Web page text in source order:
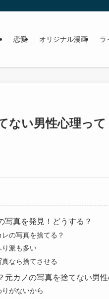
恋愛 オリジナル漫画 ラ
ない男性心理っ
写真を発見！どうする？
の写真を捨てる？
り派も多い
真なら捨てさせる
元カノの写真を捨てない男
がないから